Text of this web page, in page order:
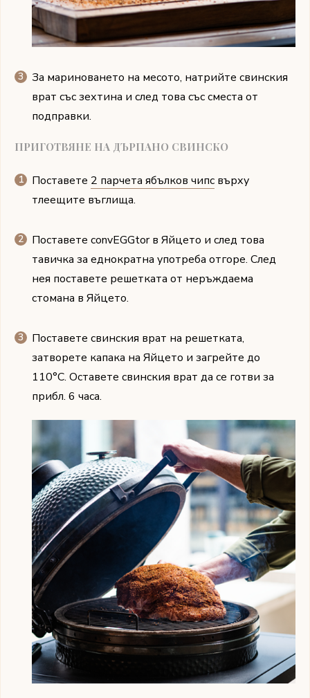
За мариноването на месото, натрийте свинския
врат със зехтина и след това със сместа от
подправки.
ПРИГОТВЯНЕ НА ДЪРПАНО СВИНСКО
Поставете 2 парчета ябълков чипс върху
тлеещите въглища.
Поставете convEGGtor в Яйцето и след това
тавичка за еднократна употреба отгоре. След
нея поставете решетката от неръждаема
стомана в Яйцето.
Поставете свинския врат на решетката,
затворете капака на Яйцето и загрейте до
110°C. Оставете свинския врат да се готви за
прибл. 6 часа.